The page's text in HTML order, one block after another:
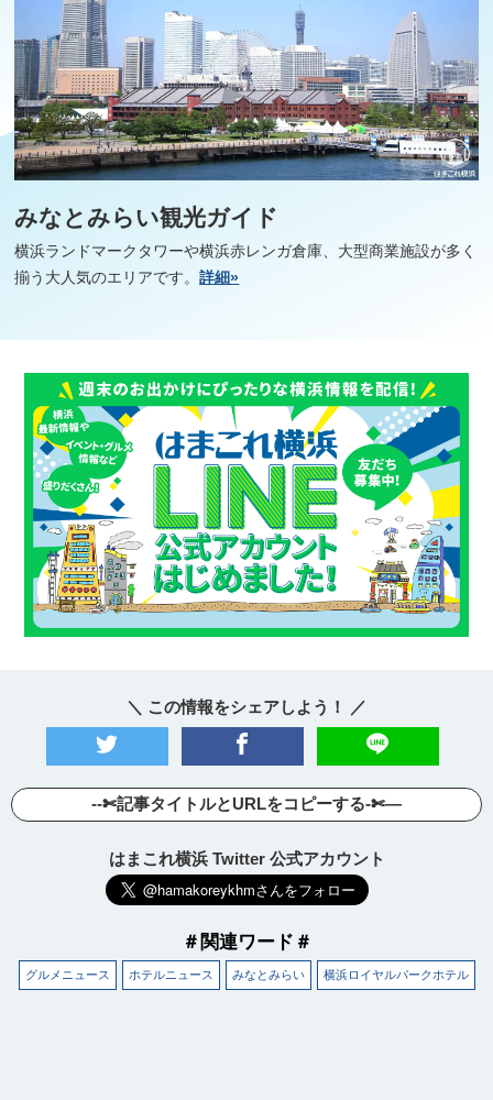
みなとみらい観光ガイド
横浜ランドマークタワーや横浜赤レンガ倉庫、大型商業施設が多く
揃う大人気のエリアです。詳細»
＼ この情報をシェアしよう！ ／
--✄記事タイトルとURLをコピーする-✄—
はまこれ横浜 Twitter 公式アカウント
＃関連ワード＃
グルメニュース ホテルニュース みなとみらい 横浜ロイヤルパークホテル